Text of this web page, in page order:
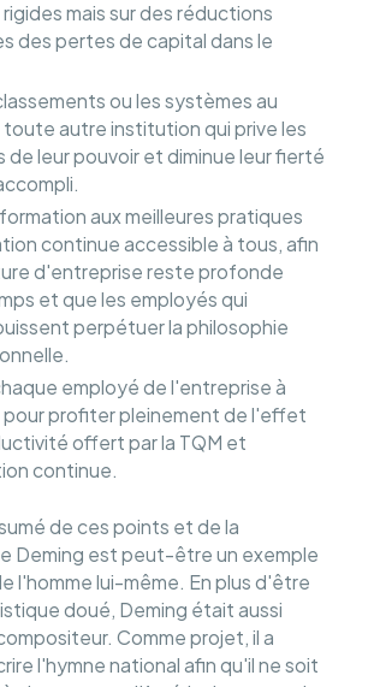
mais sur des réductions
des pertes de capital dans le
ou les systèmes au
toute autre institution qui prive les
de leur pouvoir et diminue leur fierté
aux meilleures pratiques
continue accessible à tous, afin
d'entreprise reste profonde
et que les employés qui
perpétuer la philosophie
employé de l'entreprise à
pour profiter pleinement de l'effet
offert par la TQM et
continue.
de ces points et de la
Deming est peut-être un exemple
l'homme lui-même. En plus d'être
doué, Deming était aussi
Comme projet, il a
l'hymne national afin qu'il ne soit